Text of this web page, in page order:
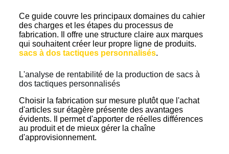
Ce guide couvre les principaux domaines du cahier
des charges et les étapes du processus de
fabrication. Il offre une structure claire aux marques
qui souhaitent créer leur propre ligne de produits.
sacs à dos tactiques personnalisés.
L'analyse de rentabilité de la production de sacs à
dos tactiques personnalisés
Choisir la fabrication sur mesure plutôt que l'achat
d'articles sur étagère présente des avantages
évidents. Il permet d'apporter de réelles différences
au produit et de mieux gérer la chaîne
d'approvisionnement.